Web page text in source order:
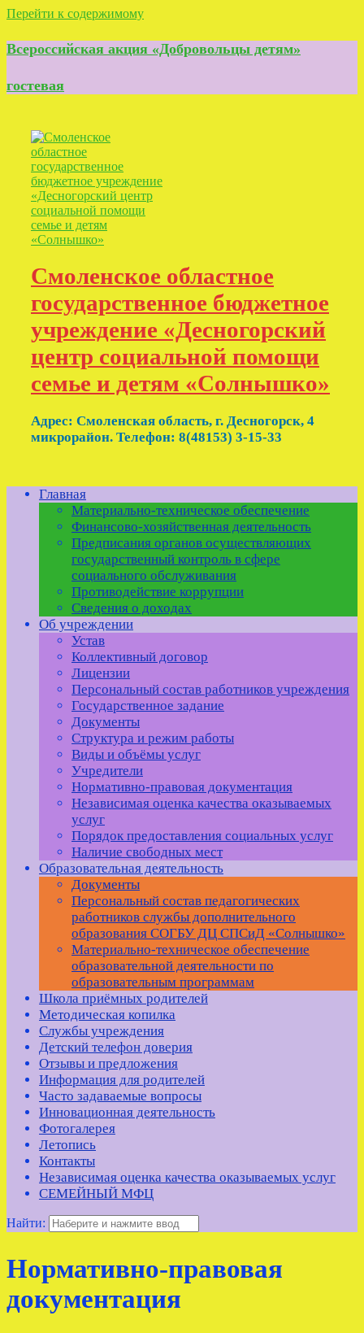
Перейти к содержимому
Всероссийская акция «Добровольцы детям»
гостевая
Смоленское областное
государственное бюджетное
учреждение «Десногорский
центр социальной помощи
семье и детям «Солнышко»
Адрес: Смоленская область, г. Десногорск, 4
микрорайон. Телефон: 8(48153) 3-15-33
Главная
Материально-техническое обеспечение
Финансово-хозяйственная деятельность
Предписания органов осуществляющих
государственный контроль в сфере
социального обслуживания
Противодействие коррупции
Сведения о доходах
Об учреждении
Устав
Коллективный договор
Лицензии
Персональный состав работников учреждения
Государственное задание
Документы
Структура и режим работы
Виды и объёмы услуг
Учредители
Нормативно-правовая документация
Независимая оценка качества оказываемых
услуг
Порядок предоставления социальных услуг
Наличие свободных мест
Образовательная деятельность
Документы
Персональный состав педагогических
работников службы дополнительного
образования СОГБУ ДЦ СПСиД «Солнышко»
Материально-техническое обеспечение
образовательной деятельности по
образовательным программам
Школа приёмных родителей
Методическая копилка
Службы учреждения
Детский телефон доверия
Отзывы и предложения
Информация для родителей
Часто задаваемые вопросы
Инновационная деятельность
Фотогалерея
Летопись
Контакты
Независимая оценка качества оказываемых услуг
СЕМЕЙНЫЙ МФЦ
Найти:
Нормативно-правовая
документация